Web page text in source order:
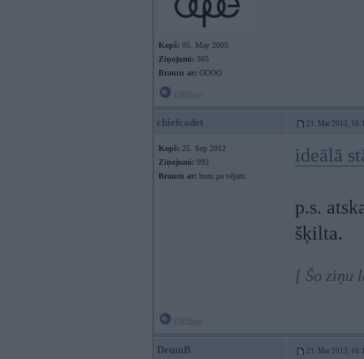
Kopš: 05. May 2005
Ziņojumi: 365
Braucu ar: OOOO
chiefcadet 21. Mar 2013,
Kopš: 25. Sep 2012
Ziņojumi: 993
Braucu ar: buru pa vējam
ideālā
p.s.
šķilta.
[ Šo ziņu
DrumB 21. Mar 2013,